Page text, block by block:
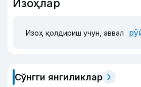
Изоҳлар
Изоҳ қолдириш учун, аввал
Сўнгги янгиликлар